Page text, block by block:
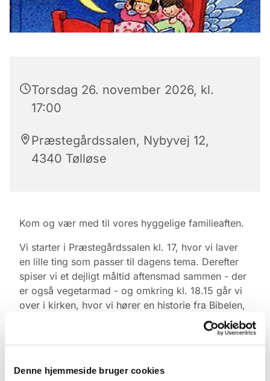
Denne hjemmeside bruger cookies
Torsdag 26. november 2026, kl.
17:00
Præstegårdssalen, Nybyvej 12,
4340 Tølløse
Kom og vær med til vores hyggelige familieaften.
Vi starter i Præstegårdssalen kl. 17, hvor vi laver
en lille ting som passer til dagens tema. Derefter
spiser vi et dejligt måltid aftensmad sammen - der
er også vegetarmad - og omkring kl. 18.15 går vi
over i kirken, hvor vi hører en historie fra Bibelen,
synger et par sange og siger godnat og sov godt.
Husk tilmelding af hensyn til maden.